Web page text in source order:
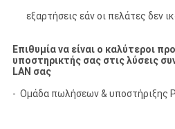
εξαρτήσεις εάν οι πελάτες δεν
Επιθυμία να είναι ο καλύτεροι
υποστηρικτής σας στις λύσεις
LAN σας
- Ομάδα πωλήσεων & υποστήριξης